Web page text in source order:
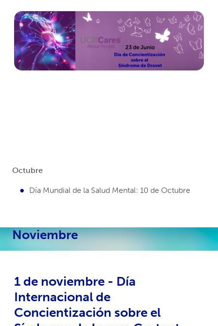
Octubre
Día Mundial de la Salud Mental: 10 de Octubre
Noviembre
1 de noviembre - Día
Internacional de
Concientización sobre el